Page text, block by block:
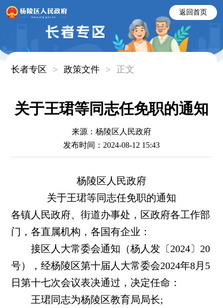
返回首页
长者专区 > 政策文件 > 正文
关于王珺等同志任免职的通知
来源：杨陵区人民政府
发布时间：2024-08-12 15:43
杨陵区人民政府
关于王珺等同志任免职的通知
各镇人民政府、街道办事处，区政府各工作部
门，各直属机构，各国有企业：
接区人大常委会通知（杨人发〔2024〕20
号），经杨陵区第十届人大常委会2024年8月5
日第十七次会议表决通过，决定任命：
王珺同志为杨陵区教育局局长;